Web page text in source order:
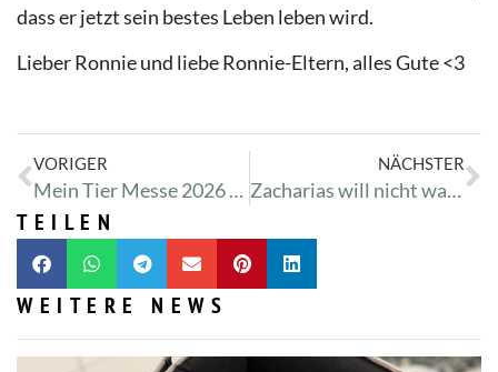
dass er jetzt sein bestes Leben leben wird.
Lieber Ronnie und liebe Ronnie-Eltern, alles Gute <3
VORIGER
Mein Tier Messe 2026 🐕‍🦺🐈🐇
NÄCHSTER
Zacharias will nicht wach werden
TEILEN
WEITERE NEWS